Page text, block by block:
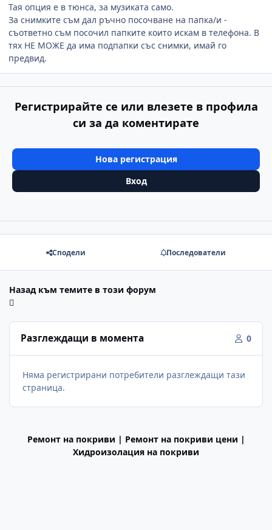
Тая опция е в тюнса, за музиката само.
За снимките съм дал ръчно посочване на папка/и -
съответно съм посочил папките които искам в телефона. В
тях НЕ МОЖЕ да има подпапки със снимки, имай го
предвид.
Регистрирайте се или влезете в профила
си за да коментирате
Нова регистрация
Вход
Сподели Последователи
Назад към темите в този форум
Разглеждащи в момента 0
Няма регистрирани потребители разглеждащи тази
страница.
Ремонт на покриви | Ремонт на покриви цени |
Хидроизолация на покриви